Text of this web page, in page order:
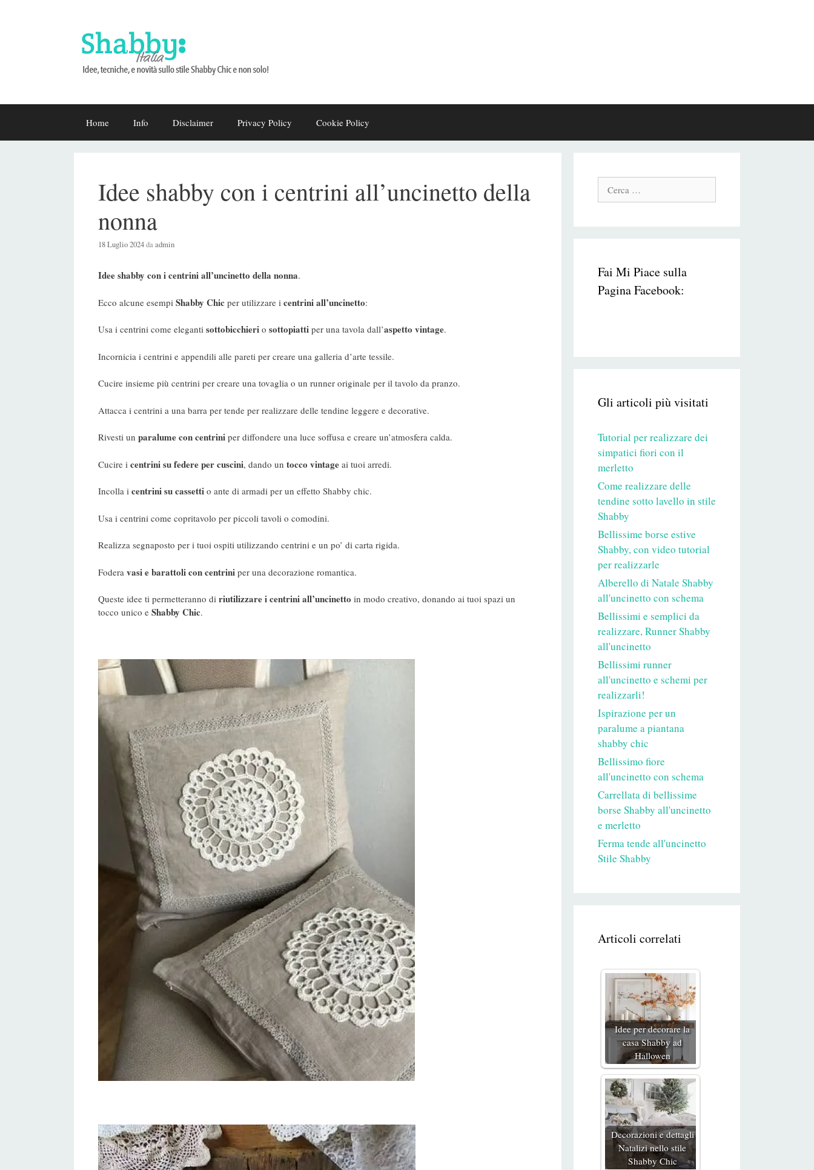
Home Info Disclaimer Privacy Policy Cookie Policy
Idee shabby con i centrini all’uncinetto della
nonna
18 Luglio 2024daadmin
Idee shabby con i centrini all’uncinetto della nonna.
Ecco alcune esempi Shabby Chic per utilizzare i centrini all’uncinetto:
Usa i centrini come eleganti sottobicchieri o sottopiatti per una tavola dall’aspetto vintage.
Incornicia i centrini e appendili alle pareti per creare una galleria d’arte tessile.
Cucire insieme più centrini per creare una tovaglia o un runner originale per il tavolo da pranzo.
Attacca i centrini a una barra per tende per realizzare delle tendine leggere e decorative.
Rivesti un paralume con centrini per diffondere una luce soffusa e creare un’atmosfera calda.
Cucire i centrini su federe per cuscini, dando un tocco vintage ai tuoi arredi.
Incolla i centrini su cassetti o ante di armadi per un effetto Shabby chic.
Usa i centrini come copritavolo per piccoli tavoli o comodini.
Realizza segnaposto per i tuoi ospiti utilizzando centrini e un po’ di carta rigida.
Fodera vasi e barattoli con centrini per una decorazione romantica.
Queste idee ti permetteranno di riutilizzare i centrini all’uncinetto in modo creativo, donando ai tuoi spazi un
tocco unico e Shabby Chic.
Cerca:
Fai Mi Piace sulla
Pagina Facebook:
Gli articoli più visitati
Tutorial per realizzare dei
simpatici fiori con il
merletto
Come realizzare delle
tendine sotto lavello in stile
Shabby
Bellissime borse estive
Shabby, con video tutorial
per realizzarle
Alberello di Natale Shabby
all'uncinetto con schema
Bellissimi e semplici da
realizzare, Runner Shabby
all'uncinetto
Bellissimi runner
all'uncinetto e schemi per
realizzarli!
Ispirazione per un
paralume a piantana
shabby chic
Bellissimo fiore
all'uncinetto con schema
Carrellata di bellissime
borse Shabby all'uncinetto
e merletto
Ferma tende all'uncinetto
Stile Shabby
Articoli correlati
Idee per decorare la
casa Shabby ad
Hallowen
Decorazioni e dettagli
Natalizi nello stile
Shabby Chic